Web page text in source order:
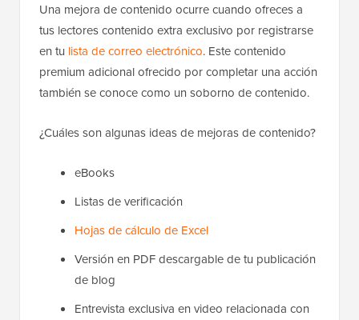
Una mejora de contenido ocurre cuando ofreces a
tus lectores contenido extra exclusivo por registrarse
en tu lista de correo electrónico. Este contenido
premium adicional ofrecido por completar una acción
también se conoce como un soborno de contenido.
¿Cuáles son algunas ideas de mejoras de contenido?
eBooks
Listas de verificación
Hojas de cálculo de Excel
Versión en PDF descargable de tu publicación
de blog
Entrevista exclusiva en video relacionada con